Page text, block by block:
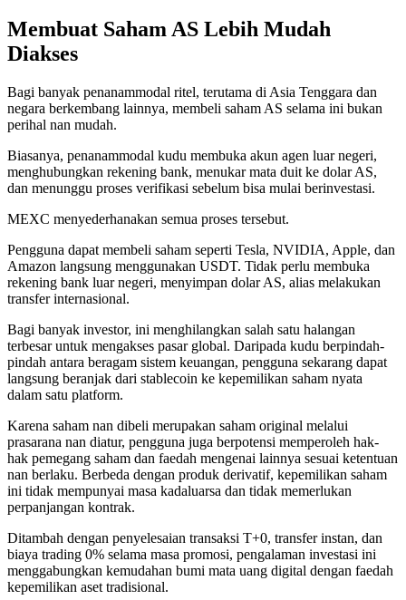
Membuat Saham AS Lebih Mudah
Diakses
Bagi banyak penanammodal ritel, terutama di Asia Tenggara dan
negara berkembang lainnya, membeli saham AS selama ini bukan
perihal nan mudah.
Biasanya, penanammodal kudu membuka akun agen luar negeri,
menghubungkan rekening bank, menukar mata duit ke dolar AS,
dan menunggu proses verifikasi sebelum bisa mulai berinvestasi.
MEXC menyederhanakan semua proses tersebut.
Pengguna dapat membeli saham seperti Tesla, NVIDIA, Apple, dan
Amazon langsung menggunakan USDT. Tidak perlu membuka
rekening bank luar negeri, menyimpan dolar AS, alias melakukan
transfer internasional.
Bagi banyak investor, ini menghilangkan salah satu halangan
terbesar untuk mengakses pasar global. Daripada kudu berpindah-
pindah antara beragam sistem keuangan, pengguna sekarang dapat
langsung beranjak dari stablecoin ke kepemilikan saham nyata
dalam satu platform.
Karena saham nan dibeli merupakan saham original melalui
prasarana nan diatur, pengguna juga berpotensi memperoleh hak-
hak pemegang saham dan faedah mengenai lainnya sesuai ketentuan
nan berlaku. Berbeda dengan produk derivatif, kepemilikan saham
ini tidak mempunyai masa kadaluarsa dan tidak memerlukan
perpanjangan kontrak.
Ditambah dengan penyelesaian transaksi T+0, transfer instan, dan
biaya trading 0% selama masa promosi, pengalaman investasi ini
menggabungkan kemudahan bumi mata uang digital dengan faedah
kepemilikan aset tradisional.